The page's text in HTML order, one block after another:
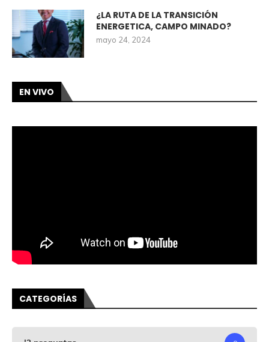
¿LA RUTA DE LA TRANSICIÓN
ENERGETICA, CAMPO MINADO?
mayo 24, 2024
EN VIVO
CATEGORÍAS